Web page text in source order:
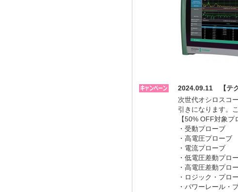
2024.09.11 【テ
次世代オシロスコ
引きになります。
【50% OFF対象プ
・受動プローブ
・高電圧プローブ
・電流プローブ
・低電圧差動プロ
・高電圧差動プロ
・ロジック・プロ
・パワーレール・